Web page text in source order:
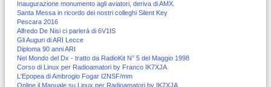
Inaugurazione monumento agli aviatori, deriva di AMX.
Santa Messa in ricordo dei nostri colleghi Silent Key
Pescara 2016
Alfredo De Nisi ci parlerà di 6V1IS
Gli Auguri di ARI Lecce
Diploma 90 anni ARI
Nel Mondo del Dx - tratto da RadioKit N° 5 del Maggio 1998
Corso di Linux per Radioamatori by Franco IK7XJA
L'Epopea di Ambrogio Fogar I2NSF/mm
Online il Manuale su Linux per Radioamatori by IK7XJA